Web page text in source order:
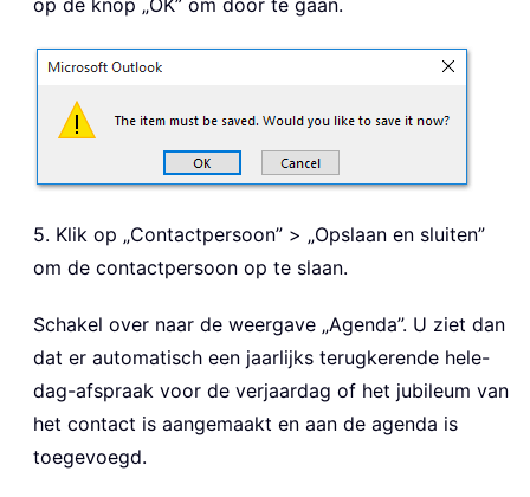
op de knop „OK” om door te gaan.
5. Klik op „Contactpersoon” > „Opslaan en sluiten”
om de contactpersoon op te slaan.
Schakel over naar de weergave „Agenda”. U ziet dan
dat er automatisch een jaarlijks terugkerende hele-
dag-afspraak voor de verjaardag of het jubileum van
het contact is aangemaakt en aan de agenda is
toegevoegd.